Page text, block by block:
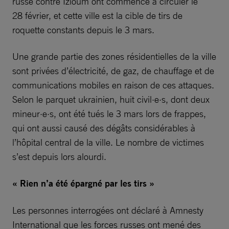
28 février, et cette ville est la cible de tirs de
roquette constants depuis le 3 mars.
Une grande partie des zones résidentielles de la ville
sont privées d’électricité, de gaz, de chauffage et de
communications mobiles en raison de ces attaques.
Selon le parquet ukrainien, huit civil·e·s, dont deux
mineur·e·s, ont été tués le 3 mars lors de frappes,
qui ont aussi causé des dégâts considérables à
l’hôpital central de la ville. Le nombre de victimes
s’est depuis lors alourdi.
« Rien n’a été épargné par les tirs »
Les personnes interrogées ont déclaré à Amnesty
International que les forces russes ont mené des